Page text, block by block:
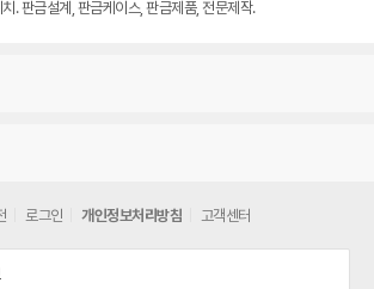
. 판금설계, 판금케이스, 판금제품, 전문제작.
로그인 개인정보처리방침 고객센터